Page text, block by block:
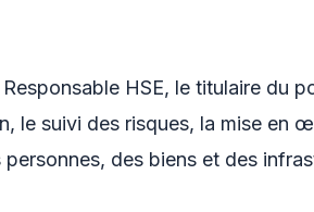
HSE, le titulaire du
le suivi des risques, la mise en
des biens et des